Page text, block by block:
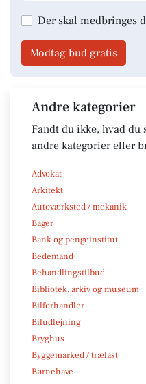
Der skal medbringes
Modtag bud gratis
Andre kategorier
Fandt du ikke, hvad du
andre kategorier eller
Advokat
Arkitekt
Autoværksted / mekanik
Bager
Bank og pengeinstitut
Bedemand
Behandlingstilbud
Bibliotek, arkiv og museum
Bilforhandler
Biludlejning
Bryghus
Byggemarked / trælast
Børnehave